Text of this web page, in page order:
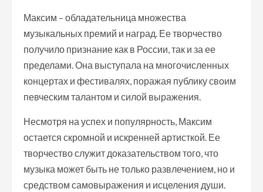
Максим – обладательница множества
музыкальных премий и наград. Ее творчество
получило признание как в России, так и за ее
пределами. Она выступала на многочисленных
концертах и фестивалях, поражая публику своим
певческим талантом и силой выражения.
Несмотря на успех и популярность, Максим
остается скромной и искренней артисткой. Ее
творчество служит доказательством того, что
музыка может быть не только развлечением, но и
средством самовыражения и исцеления души.